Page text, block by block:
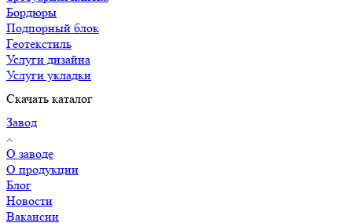
Бордюры
Подпорный блок
Геотекстиль
Услуги дизайна
Услуги укладки
Скачать каталог
Завод
О заводе
О продукции
Блог
Новости
Вакансии